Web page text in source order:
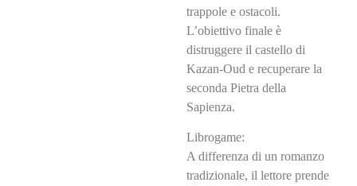
trappole e ostacoli.
L’obiettivo finale è
distruggere il castello di
Kazan-Oud e recuperare la
seconda Pietra della
Sapienza.
Librogame:
A differenza di un romanzo
tradizionale, il lettore prende